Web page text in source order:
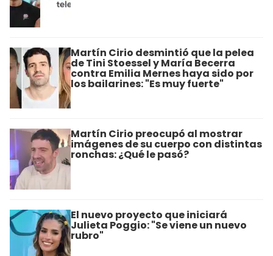
Martín Cirio desmintió que la pelea
de Tini Stoessel y María Becerra
contra Emilia Mernes haya sido por
los bailarines: "Es muy fuerte"
Martín Cirio preocupó al mostrar
imágenes de su cuerpo con distintas
ronchas: ¿Qué le pasó?
El nuevo proyecto que iniciará
Julieta Poggio: "Se viene un nuevo
rubro"